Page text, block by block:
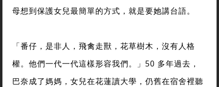
母想到保護女兒最簡單的方式，就是要她講台語。
「番仔，是非人，飛禽走獸，花草樹木，沒有人格
權。他們一代一代這樣形容我們。」50 多年過去，
巴奈成了媽媽，女兒在花蓮讀大學，仍舊在宿舍裡聽